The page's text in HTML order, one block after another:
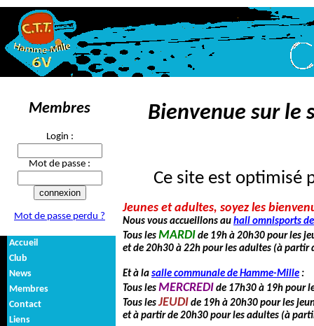
Membres
Login :
Mot de passe :
Mot de passe perdu ?
Accueil
Club
News
Membres
Contact
Liens
Bienvenue sur le
Ce site est optimisé
Jeunes et adultes, soyez les
Nous vous accueillons au hall omnisports
Tous les MARDI de 19h à 20h30 pour les
et de 20h30 à 22h pour les adultes (à partir
Et à la salle communale de Hamme-Mille :
Tous les MERCREDI de 17h30 à 19h pour
Tous lesJEUDI de 19h à 20h30 pour les
et à partir de 20h30 pour les adultes (à